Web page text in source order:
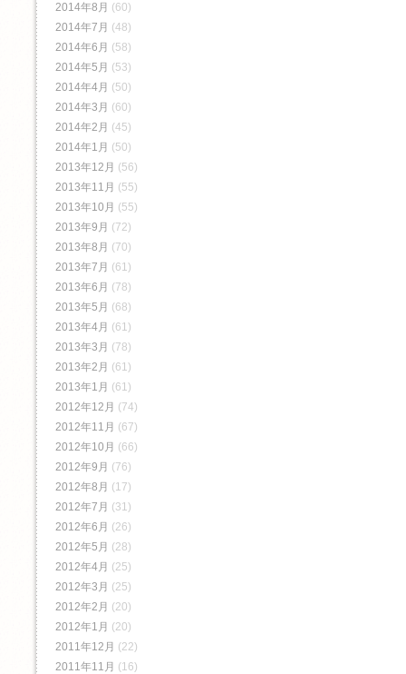
2014年8月 (60)
2014年7月 (48)
2014年6月 (58)
2014年5月 (53)
2014年4月 (50)
2014年3月 (60)
2014年2月 (45)
2014年1月 (50)
2013年12月 (56)
2013年11月 (55)
2013年10月 (55)
2013年9月 (72)
2013年8月 (70)
2013年7月 (61)
2013年6月 (78)
2013年5月 (68)
2013年4月 (61)
2013年3月 (78)
2013年2月 (61)
2013年1月 (61)
2012年12月 (74)
2012年11月 (67)
2012年10月 (66)
2012年9月 (76)
2012年8月 (17)
2012年7月 (31)
2012年6月 (26)
2012年5月 (28)
2012年4月 (25)
2012年3月 (25)
2012年2月 (20)
2012年1月 (20)
2011年12月 (22)
2011年11月 (16)